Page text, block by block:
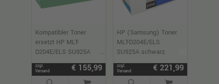
Kompatibler Toner
ersetzt HP MLT-
D204E/ELS SU925A
schwarz
zzgl.
Versand
€ 155,99
HP (Samsung) Toner
MLT-D204E/ELS
SU925A schwarz
zzgl.
Versand
€ 221,99